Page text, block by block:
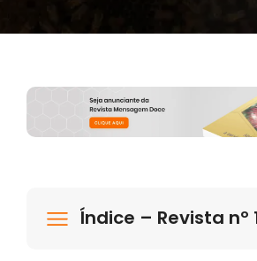
Índice – Revista nº